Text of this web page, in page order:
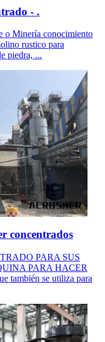
- .
o Minería conocimiento
rustico para
piedra, ...
concentrados
PARA SUS
PARA HACER
también se utiliza para